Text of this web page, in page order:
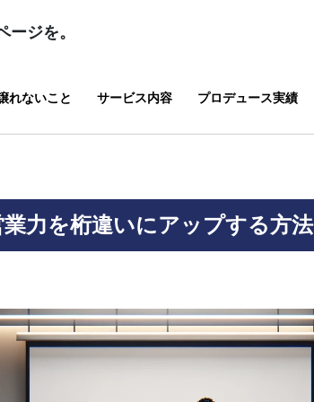
ジを。
れないこと サービス内容 プロデュース実績
業力を桁違いにアップする方法